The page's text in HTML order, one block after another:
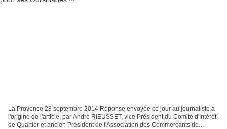
La Provence 28 septembre 2014 Réponse envoyée ce jour au journaliste à
l'origine de l'article, par André RIEUSSET, vice Président du Comité d'Intérét
de Quartier et ancien Président de l'Association des Commerçants de